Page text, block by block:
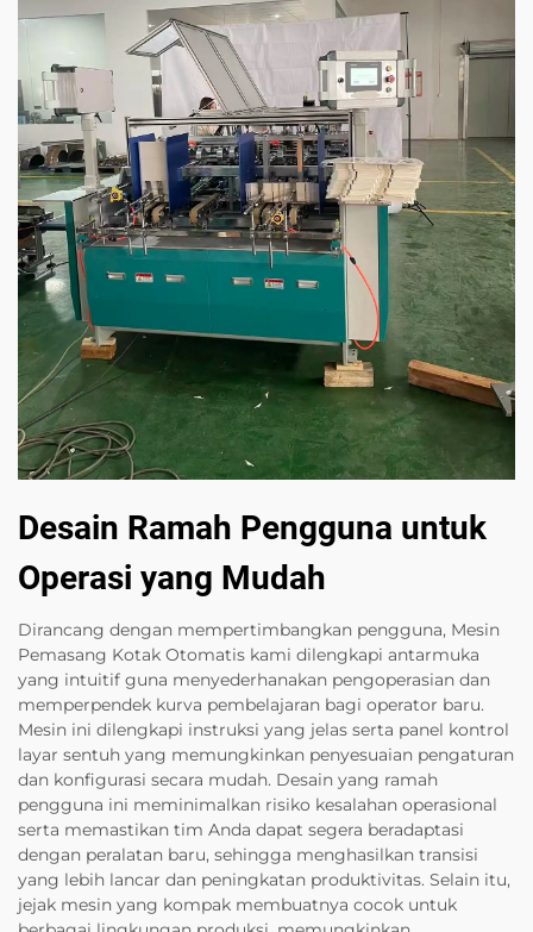
Desain Ramah Pengguna untuk
Operasi yang Mudah
Dirancang dengan mempertimbangkan pengguna, Mesin
Pemasang Kotak Otomatis kami dilengkapi antarmuka
yang intuitif guna menyederhanakan pengoperasian dan
memperpendek kurva pembelajaran bagi operator baru.
Mesin ini dilengkapi instruksi yang jelas serta panel kontrol
layar sentuh yang memungkinkan penyesuaian pengaturan
dan konfigurasi secara mudah. Desain yang ramah
pengguna ini meminimalkan risiko kesalahan operasional
serta memastikan tim Anda dapat segera beradaptasi
dengan peralatan baru, sehingga menghasilkan transisi
yang lebih lancar dan peningkatan produktivitas. Selain itu,
jejak mesin yang kompak membuatnya cocok untuk